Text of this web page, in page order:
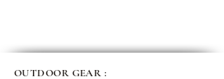
OUTDOOR GEAR :